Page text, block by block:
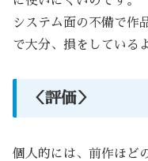
システム面の不備で作
で大分、損をしている
＜評価＞
個人的には、前作ほど